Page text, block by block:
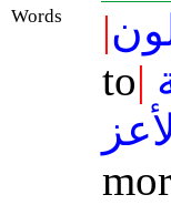
Words |
to|